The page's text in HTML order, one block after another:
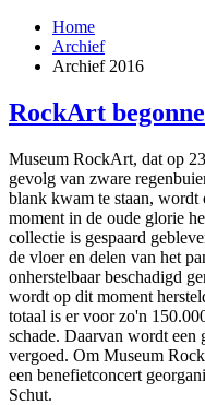
Home
Archief
Archief 2016
RockArt
Museum RockArt, dat op
gevolg van zware
blank kwam te staan, wordt
moment in de oude glorie
collectie is gespaard
de vloer en delen van het
onherstelbaar beschadigd
wordt op dit moment
totaal is er voor zo'n
schade. Daarvan wordt een
vergoed. Om Museum
een benefietconcert
Schut.